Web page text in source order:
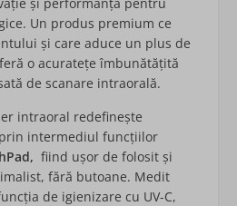
Un produs premium ce
și care aduce un plus de
o acuratețe îmbunătățită
de scanare intraorală.
intraoral redefinește
intermediul funcțiilor
fiind ușor de folosit și
fără butoane. Medit
de igienizare cu UV-C,